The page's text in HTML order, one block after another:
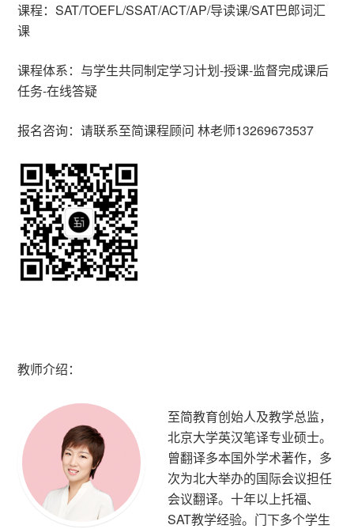
课程：SAT/TOEFL/SSAT/ACT/AP/导读课/SAT巴郎词汇
课
课程体系：与学生共同制定学习计划-授课-监督完成课后
任务-在线答疑
报名咨询：请联系至简课程顾问 林老师13269673537
教师介绍：
至简教育创始人及教学总监，
北京大学英汉笔译专业硕士。
曾翻译多本国外学术著作，多
次为北大举办的国际会议担任
会议翻译。十年以上托福、
SAT教学经验。门下多个学生